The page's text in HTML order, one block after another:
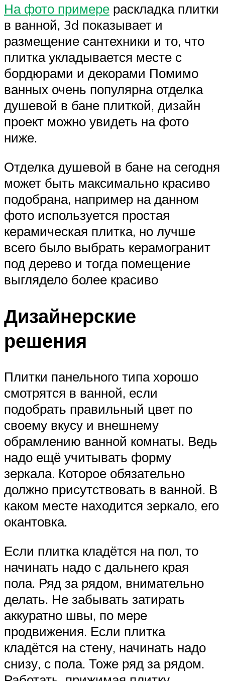
На фото примере раскладка плитки
в ванной, 3d показывает и
размещение сантехники и то, что
плитка укладывается месте с
бордюрами и декорами Помимо
ванных очень популярна отделка
душевой в бане плиткой, дизайн
проект можно увидеть на фото
ниже.
Отделка душевой в бане на сегодня
может быть максимально красиво
подобрана, например на данном
фото используется простая
керамическая плитка, но лучше
всего было выбрать керамогранит
под дерево и тогда помещение
выглядело более красиво
Дизайнерские
решения
Плитки панельного типа хорошо
смотрятся в ванной, если
подобрать правильный цвет по
своему вкусу и внешнему
обрамлению ванной комнаты. Ведь
надо ещё учитывать форму
зеркала. Которое обязательно
должно присутствовать в ванной. В
каком месте находится зеркало, его
окантовка.
Если плитка кладётся на пол, то
начинать надо с дальнего края
пола. Ряд за рядом, внимательно
делать. Не забывать затирать
аккуратно швы, по мере
продвижения. Если плитка
кладётся на стену, начинать надо
снизу, с пола. Тоже ряд за рядом.